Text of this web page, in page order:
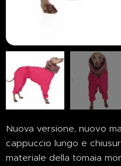
Nuova versione, nuovo
cappuccio lungo e
materiale della tomaia